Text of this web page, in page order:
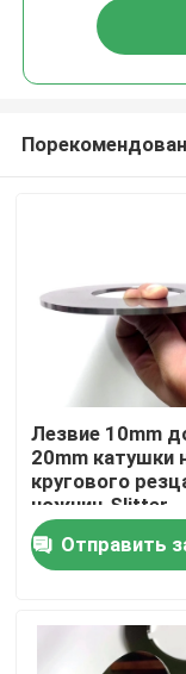
Дом
Лезвие 10mm
20mm катушки
кругового
ножниц Slitter
металла
разрезая
Отправить